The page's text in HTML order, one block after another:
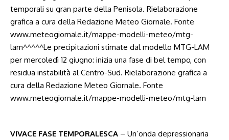
VIVACE FASE TEMPORALESCA – Un’onda depressionaria